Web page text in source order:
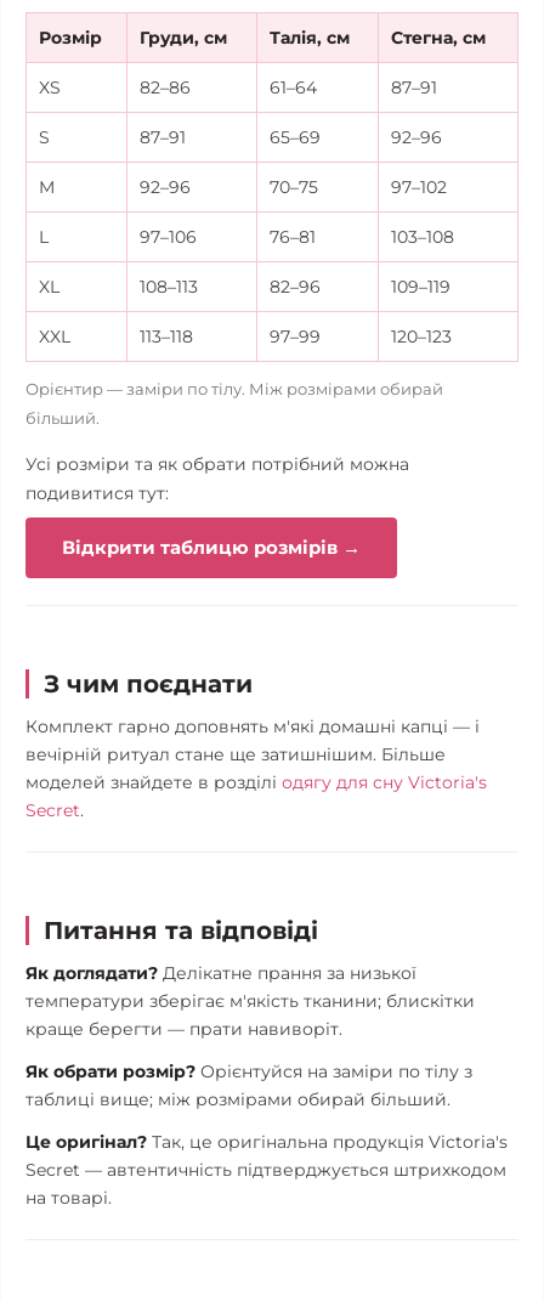
Розмір Груди, см Талія, см Стегна, см
XS 82–86 61–64 87–91
S 87–91 65–69 92–96
M 92–96 70–75 97–102
L 97–106 76–81 103–108
XL 108–113 82–96 109–119
XXL 113–118 97–99 120–123
Орієнтир — заміри по тілу. Між розмірами обирай
більший.
Усі розміри та як обрати потрібний можна
подивитися тут:
Відкрити таблицю розмірів →
З чим поєднати
Комплект гарно доповнять м'які домашні капці — і
вечірній ритуал стане ще затишнішим. Більше
моделей знайдете в розділі одягу для сну Victoria's
Secret.
Питання та відповіді
Як доглядати? Делікатне прання за низької
температури зберігає м'якість тканини; блискітки
краще берегти — прати навиворіт.
Як обрати розмір? Орієнтуйся на заміри по тілу з
таблиці вище; між розмірами обирай більший.
Це оригінал? Так, це оригінальна продукція Victoria's
Secret — автентичність підтверджується штрихкодом
на товарі.